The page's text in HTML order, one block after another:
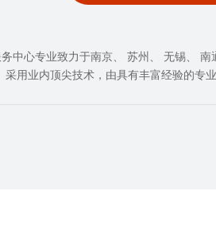
中心专业致力于南京、 苏州、 无锡、
采用业内顶尖技术，由具有丰富经验的专